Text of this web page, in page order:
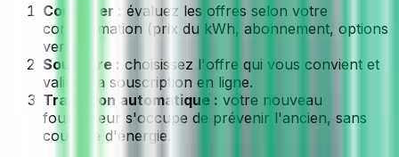
Comparer : évaluez les offres selon votre
consommation (prix du kWh, abonnement, options
vertes).
Souscrire : choisissez l'offre qui vous convient et
validez la souscription en ligne.
Transition automatique : votre nouveau
fournisseur s'occupe de prévenir l'ancien, sans
coupure d'énergie.